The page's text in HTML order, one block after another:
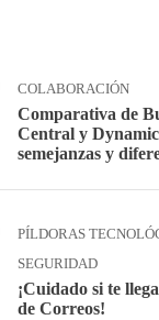
COLABORACIÓN
Comparativa de
Central y
semejanzas y
PÍLDORAS
SEGURIDAD
¡Cuidado si te
de Correos!